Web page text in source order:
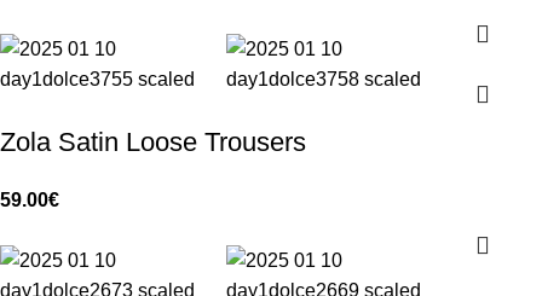
Zola Satin Loose Trousers
59.00€